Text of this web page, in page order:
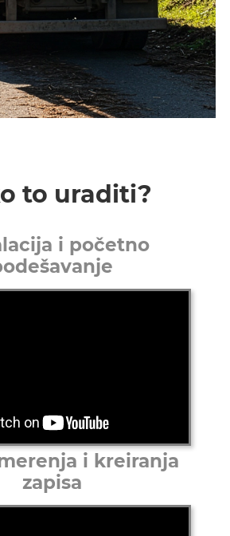
to uraditi?
i početno
i kreiranja
zapisa